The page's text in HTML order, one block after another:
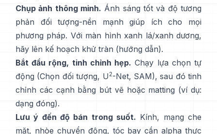
Chụp ảnh thông minh. Ánh sáng tốt và độ tương
phản đối tượng-nền mạnh giúp ích cho mọi
phương pháp. Với màn hình xanh lá/xanh dương,
hãy lên kế hoạch khử tràn (hướng dẫn).
Bắt đầu rộng, tinh chỉnh hẹp. Chạy lựa chọn tự
động (Chọn đối tượng, U 2-Net, SAM), sau đó tinh
chỉnh các cạnh bằng bút vẽ hoặc matting (ví dụ:
dạng đóng).
Lưu ý đến độ bán trong suốt. Kính, mạng che
mặt, nhòe chuyển động, tóc bay cần alpha thực